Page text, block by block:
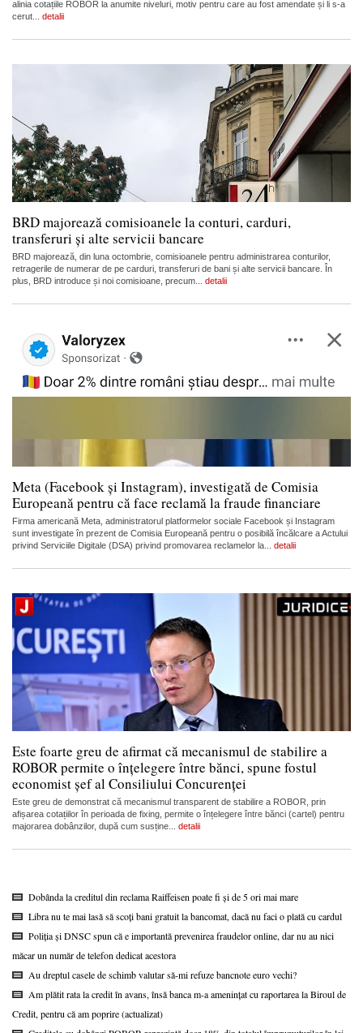
alinia cotațiile ROBOR la anumite niveluri, motiv pentru care au fost amendate și li s-a
cerut... detalii
BRD majorează comisioanele la conturi, carduri,
transferuri și alte servicii bancare
BRD majorează, din luna octombrie, comisioanele pentru administrarea conturilor,
retragerile de numerar de pe carduri, transferuri de bani și alte servicii bancare. În
plus, BRD introduce și noi comisioane, precum... detalii
Meta (Facebook și Instagram), investigată de Comisia
Europeană pentru că face reclamă la fraude financiare
Firma americană Meta, administratorul platformelor sociale Facebook și Instagram
sunt investigate în prezent de Comisia Europeană pentru o posibilă încălcare a Actului
privind Serviciile Digitale (DSA) privind promovarea reclamelor la... detalii
Este foarte greu de afirmat că mecanismul de stabilire a
ROBOR permite o înțelegere între bănci, spune fostul
economist șef al Consiliului Concurenței
Este greu de demonstrat că mecanismul transparent de stabilire a ROBOR, prin
afișarea cotațiilor în perioada de fixing, permite o înțelegere între bănci (cartel) pentru
majorarea dobânzilor, după cum susține... detalii
Dobânda la creditul din reclama Raiffeisen poate fi și de 5 ori mai mare
Libra nu te mai lasă să scoți bani gratuit la bancomat, dacă nu faci o plată cu cardul
Poliția și DNSC spun că e importantă prevenirea fraudelor online, dar nu au nici
măcar un număr de telefon dedicat acestora
Au dreptul casele de schimb valutar să-mi refuze bancnote euro vechi?
Am plătit rata la credit în avans, însă banca m-a amenințat cu raportarea la Biroul de
Credit, pentru că am poprire (actualizat)